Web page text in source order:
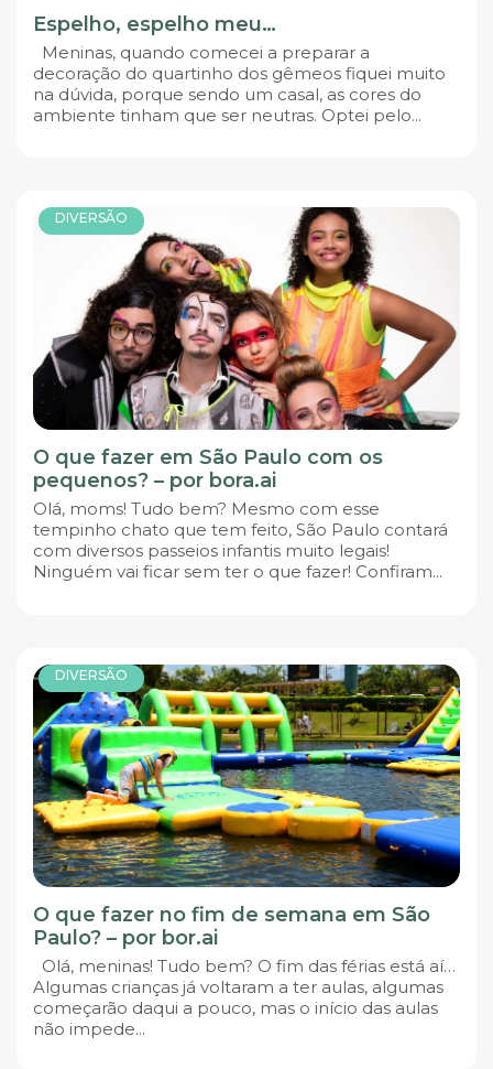
Espelho, espelho meu…
Meninas, quando comecei a preparar a
decoração do quartinho dos gêmeos fiquei muito
na dúvida, porque sendo um casal, as cores do
ambiente tinham que ser neutras. Optei pelo...
DIVERSÃO
O que fazer em São Paulo com os
pequenos? – por bora.ai
Olá, moms! Tudo bem? Mesmo com esse
tempinho chato que tem feito, São Paulo contará
com diversos passeios infantis muito legais!
Ninguém vai ficar sem ter o que fazer! Confiram...
DIVERSÃO
O que fazer no fim de semana em São
Paulo? – por bor.ai
Olá, meninas! Tudo bem? O fim das férias está aí…
Algumas crianças já voltaram a ter aulas, algumas
começarão daqui a pouco, mas o início das aulas
não impede...